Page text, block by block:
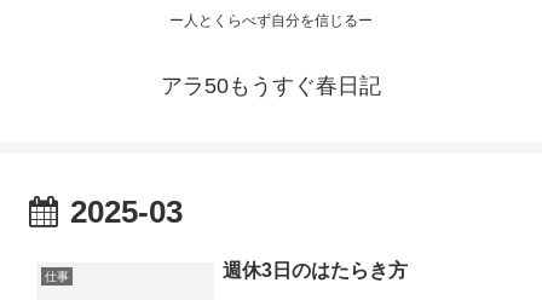
ー人とくらべず自分を信じるー
アラ50もうすぐ春日記
2025-03
仕事 週休3日のはたらき方